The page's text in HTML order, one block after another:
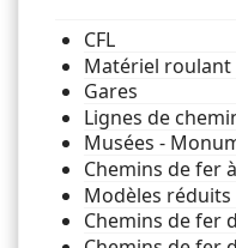
CFL
Matériel roulant
Gares
Lignes de
Musées -
Chemins de fer
Modèles réduits
Chemins de fer